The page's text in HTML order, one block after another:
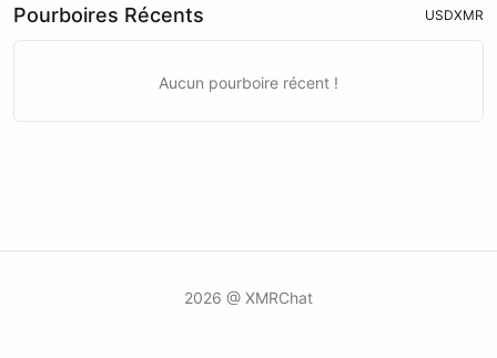
Pourboires Récents USDXMR
Aucun pourboire récent !
2026 @ XMRChat